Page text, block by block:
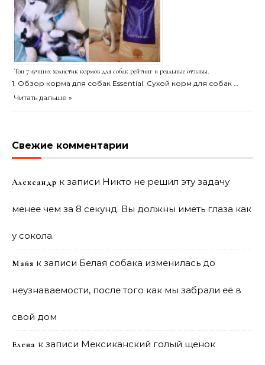
Топ 7 лучших холистик кормов для собак рейтинг и реальные отзывы.
1. Обзор корма для собак Essential. Сухой корм для собак …
Читать дальше »
Свежие комментарии
Александр к записи Никто не решил эту задачу
менее чем за 8 секунд. Вы должны иметь глаза как
у сокола.
Майя к записи Белая собака изменилась до
неузнаваемости, после того как мы забрали её в
свой дом
Елена к записи Мексиканский голый щенок